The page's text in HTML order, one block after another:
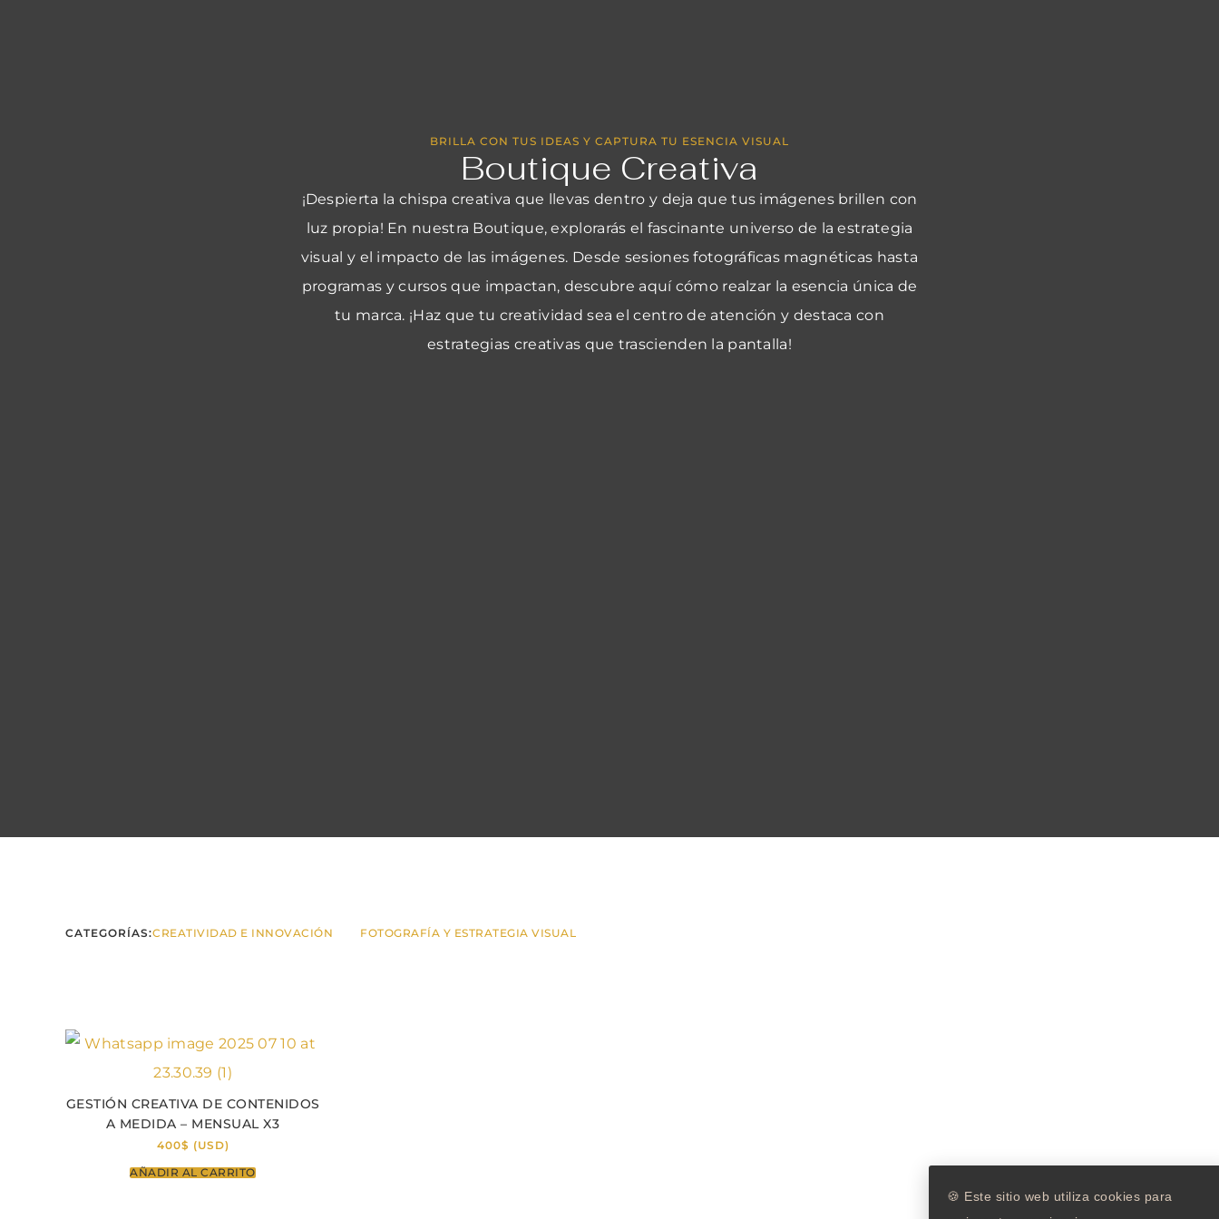
BRILLA CON TUS IDEAS Y CAPTURA TU ESENCIA VISUAL
Boutique Creativa
¡Despierta la chispa creativa que llevas dentro y deja que tus imágenes brillen con
luz propia! En nuestra Boutique, explorarás el fascinante universo de la estrategia
visual y el impacto de las imágenes. Desde sesiones fotográficas magnéticas hasta
programas y cursos que impactan, descubre aquí cómo realzar la esencia única de
tu marca. ¡Haz que tu creatividad sea el centro de atención y destaca con
estrategias creativas que trascienden la pantalla!
CATEGORÍAS:CREATIVIDAD E INNOVACIÓN FOTOGRAFÍA Y ESTRATEGIA VISUAL
GESTIÓN CREATIVA DE CONTENIDOS
A MEDIDA – MENSUAL X3
400$ (USD)
AÑADIR AL CARRITO
🍪 Este sitio web utiliza cookies para